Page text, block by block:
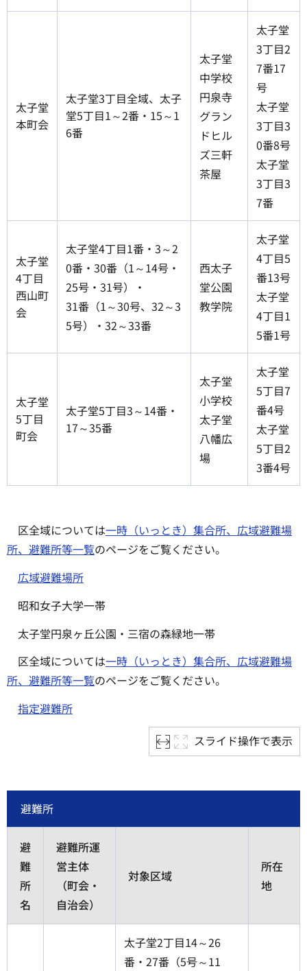
太子堂
本町会
太子堂3丁目全域、太子
堂5丁目1～2番・15～1
6番
太子堂
中学校
円泉寺
グラン
ドヒル
ズ三軒
茶屋
太子堂
3丁目2
7番17
号
太子堂
3丁目3
0番8号
太子堂
3丁目3
7番
太子堂
4丁目
西山町
会
太子堂4丁目1番・3～2
0番・30番（1～14号・
25号・31号）・
31番（1～30号、32～3
5号）・32～33番
西太子
堂公園
教学院
太子堂
4丁目5
番13号
太子堂
4丁目1
5番1号
太子堂
5丁目
町会
太子堂5丁目3～14番・
17～35番
太子堂
小学校
太子堂
八幡広
場
太子堂
5丁目7
番4号
太子堂
5丁目2
3番4号
区全域については一時（いっとき）集合所、広域避難場
所、避難所等一覧のページをご覧ください。
広域避難場所
昭和女子大学一帯
太子堂円泉ヶ丘公園・三宿の森緑地一帯
区全域については一時（いっとき）集合所、広域避難場
所、避難所等一覧のページをご覧ください。
指定避難所
スライド操作で表示
避難所
避
難
所
名
避難所運
営主体
（町会・
自治会）
対象区域
所在
地
太子堂2丁目14～26
番・27番（5号～11